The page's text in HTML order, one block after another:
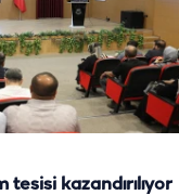
tesisi kazandırılıyor